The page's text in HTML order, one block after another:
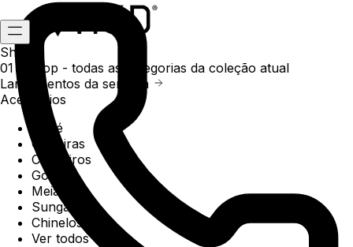
Shop
01 /
Shop - todas as categorias da coleção atual
Lançamentos da semana
Acessórios
Boné
Carteiras
Chaveiros
Gorros
Meias
Sunga
Chinelos
Ver todos